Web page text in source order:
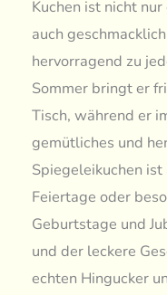
Kuchen ist nicht
auch
hervorragend zu
Sommer bringt er
Tisch, während er
gemütliches und
Spiegeleikuchen
Feiertage oder
Geburtstage und
und der leckere
echten Hingucker